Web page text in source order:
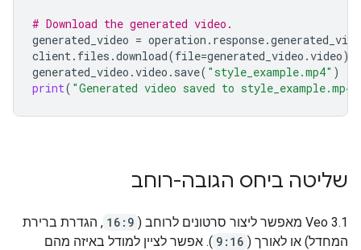
# Download the generated video.
generated_video = operation . response.
client. files .download(file=generated_video .video)
generated_video .video . save( "style_example.mp4" )
print( "Generated video saved to style_example.mp4"
שליטה ביחס הגובה-רוחב
‫Veo 3.1 מאפשר ליצור סרטונים לרוחב ( 16:9 , הגדרת ברירת
המחדל) או לאורך ( 9:16 ). אפשר לציין למודל באיזה מהם